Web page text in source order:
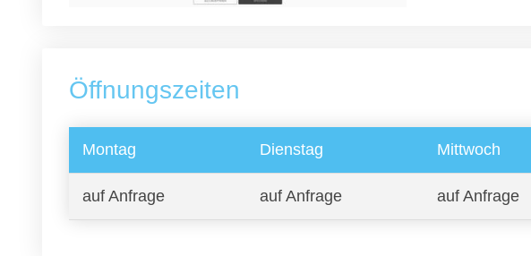
Öffnungszeiten
Montag Dienstag Mittwoch
auf Anfrage auf Anfrage auf Anfrage